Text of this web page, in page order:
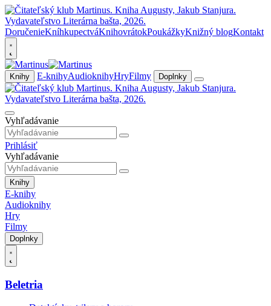
DoručenieKníhkupectváKnihovrátokPoukážkyKnižný blogKontakt
Knihy E-knihyAudioknihyHryFilmy Doplnky
Vyhľadávanie
Prihlásiť
Vyhľadávanie
Knihy
E-knihy
Audioknihy
Hry
Filmy
Doplnky
Beletria